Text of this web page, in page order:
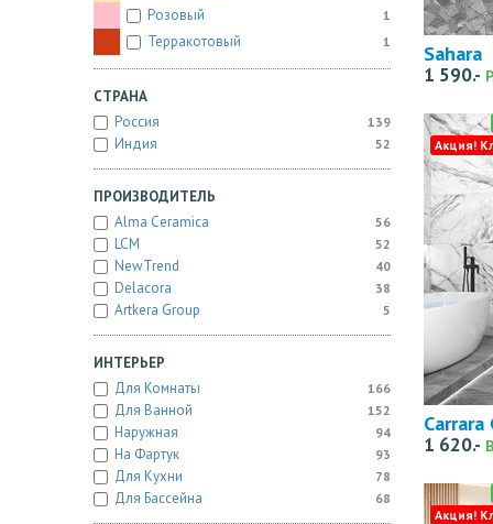
Розовый 1
Терракотовый 1
СТРАНА
Россия
139
Индия 52
ПРОИЗВОДИТЕЛЬ
Alma Ceramica
56
LCM 52
NewTrend 40
Delacora 38
Artkera Group 5
ИНТЕРЬЕР
Для Комнаты
166
Для Ванной 152
Наружная 94
На Фартук 93
Для Кухни 78
Для Бассейна 68
Sahara
1 590.-
Carrara
1 620.-
Акция!
Акция!